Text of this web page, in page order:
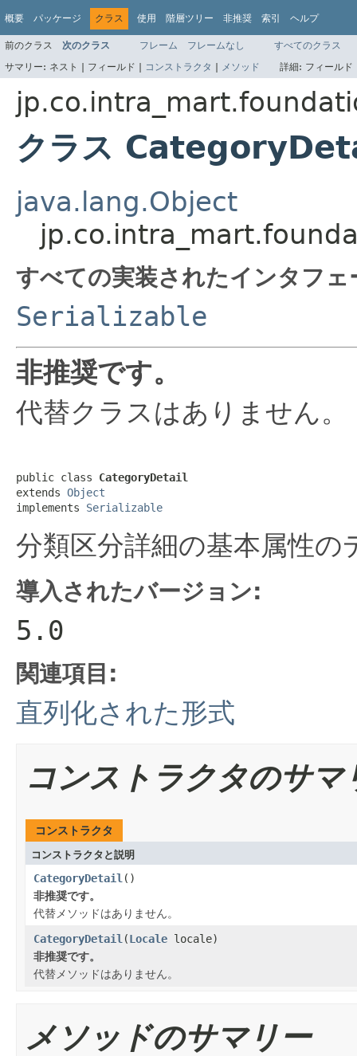
概要 パッケージ クラス 使用 階層ツリー 非推奨 索引 ヘルプ
前のクラス 次のクラス フレーム フレームなし
すべてのクラス
サマリー: ネスト | フィールド | コンストラクタ | メソッド 詳細: フィール
クラス
java.lang.Object
すべての実装されたインタフ
Serializable
非推奨です。
代替クラスはありません。
public class CategoryDetail
extends Object
implements Serializable
分類区分詳細の基本属性
導入されたバージョン:
5.0
関連項目:
直列化された形式
コンストラクタのサマ
コンストラクタ
コンストラクタと説明
CategoryDetail ()
非推奨です。
代替メソッドはありません。
CategoryDetail (Locale locale)
非推奨です。
代替メソッドはありません。
メソッドのサマリー